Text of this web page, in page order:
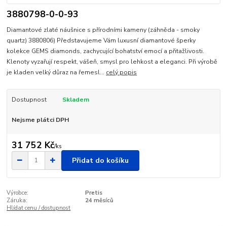
3880798-0-0-93
Diamantové zlaté náušnice s přírodními kameny (záhněda - smoky
quartz) 3880806) Představujeme Vám luxusní diamantové šperky
kolekce GEMS diamonds, zachycující bohatství emocí a přitažlivosti.
Klenoty vyzařují respekt, vášeň, smysl pro lehkost a eleganci. Při výrobě
je kladen velký důraz na řemesl... celý popis
Dostupnost Skladem
Nejsme plátci DPH
31 752 Kč/ks
Přidat do košíku
Výrobce:
Pretis
Záruka:
24 měsíců
Hlídat cenu / dostupnost